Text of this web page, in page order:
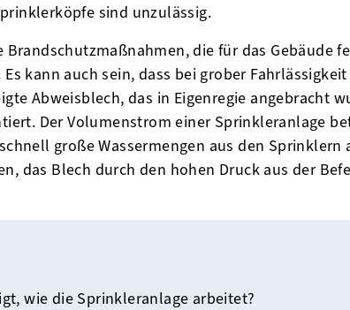
sind unzulässig.
die für das Gebäude
kann auch sein, dass bei grober
Abweisblech, das in Eigenregie angebracht
Der Volumenstrom einer Sprinkleranlage
große Wassermengen aus den
das Blech durch den hohen Druck aus der
wie die Sprinkleranlage arbeitet?